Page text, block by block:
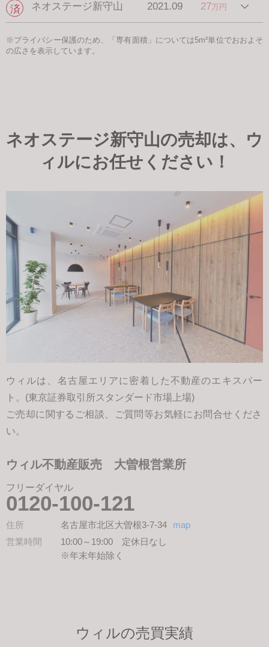
ネオステージ新守山 2021.09 27万円
※プライバシー保護のため、「専有面積」については5m²単位でおおよそ
の広さを表示しています。
ネオステージ新守山の売却は、ウ
ィルにお任せください！
ウィルは、名古屋エリアに密着した不動産のエキスパー
ト。(東京証券取引所スタンダード市場上場)
ご売却に関するご相談、ご質問等お気軽にお問合せくださ
い。
ウィル不動産販売 大曽根営業所
フリーダイヤル
0120-100-121
住所 名古屋市北区大曽根3-7-34
map
営業時間
10:00～19:00 定休日なし
※年末年始除く
ウィルの売買実績